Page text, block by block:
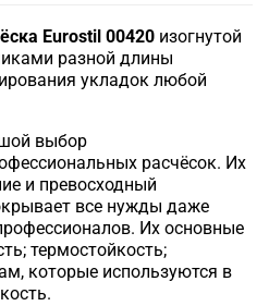
Eurostil 00420 изогнутой
разной длины
укладок любой
выбор
расчёсок. Их
и превосходный
все нужды даже
Их основные
термостойкость;
которые используются в